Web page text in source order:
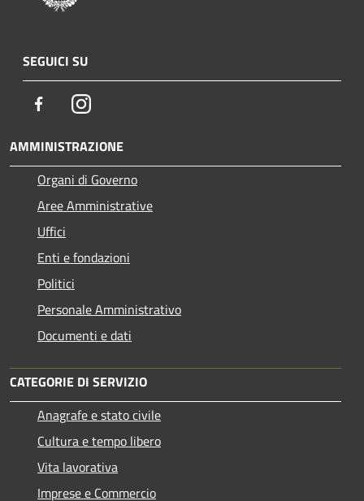
SEGUICI SU
FacebookInstagram
AMMINISTRAZIONE
Organi di Governo
Aree Amministrative
Uffici
Enti e fondazioni
Politici
Personale Amministrativo
Documenti e dati
CATEGORIE DI SERVIZIO
Anagrafe e stato civile
Cultura e tempo libero
Vita lavorativa
Imprese e Commercio